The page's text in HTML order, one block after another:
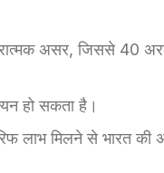
असर, जिससे 40
हो सकता है।
लाभ मिलने से भारत की